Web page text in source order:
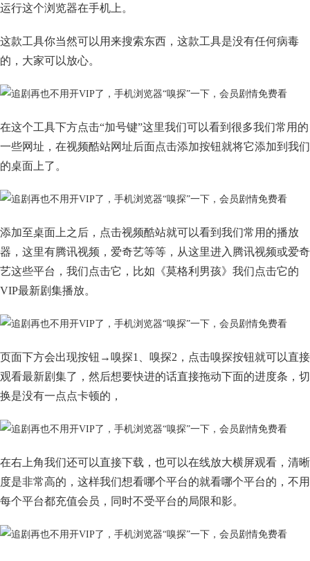
运行这个浏览器在手机上。
这款工具你当然可以用来搜索东西，这款工具是没有任何病毒
的，大家可以放心。
在这个工具下方点击“加号键”这里我们可以看到很多我们常用的
一些网址，在视频酷站网址后面点击添加按钮就将它添加到我们
的桌面上了。
添加至桌面上之后，点击视频酷站就可以看到我们常用的播放
器，这里有腾讯视频，爱奇艺等等，从这里进入腾讯视频或爱奇
艺这些平台，我们点击它，比如《莫格利男孩》我们点击它的
VIP最新剧集播放。
页面下方会出现按钮→嗅探1、嗅探2，点击嗅探按钮就可以直接
观看最新剧集了，然后想要快进的话直接拖动下面的进度条，切
换是没有一点点卡顿的，
在右上角我们还可以直接下载，也可以在线放大横屏观看，清晰
度是非常高的，这样我们想看哪个平台的就看哪个平台的，不用
每个平台都充值会员，同时不受平台的局限和影。